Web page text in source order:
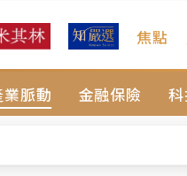
焦點
業脈動 金融保險 科
抽獎程序複雜 觀旅局回
諒向法院聲請遭駁 理由曝